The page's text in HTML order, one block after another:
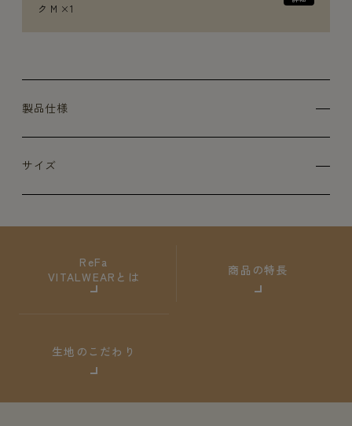
ク M ×1
製品仕様
サイズ
ReFa
VITALWEARとは
商品の特長
生地のこだわり